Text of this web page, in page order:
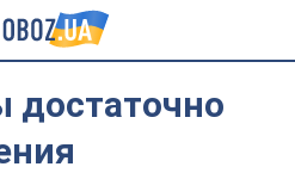
достаточно